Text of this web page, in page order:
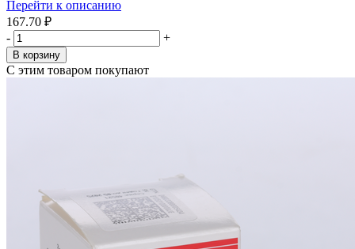
Перейти к описанию
167.70 ₽
-
+
В корзину
С этим товаром покупают